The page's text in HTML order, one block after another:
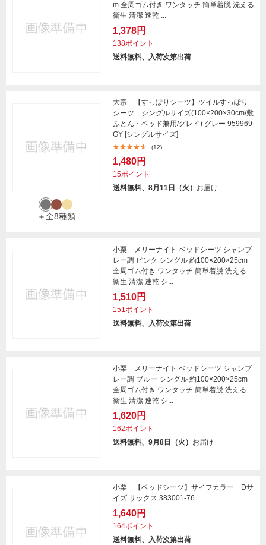
m 全周ゴム付き ワンタッチ 簡単着脱 洗える
衛生 清潔 速乾 ...
1,378円
138ポイント
送料無料、入荷次第出荷
＋全8種類
大宗 【すっぽりシーツ】ツイルすっぽり
シーツ シングルサイズ(100×200×30cm/敷
ふとん・ベッド兼用/グレイ) グレー 959969
GY [シングルサイズ]
(12)
1,480円
15ポイント
送料無料、8月11日（火） お届け
小栗 メリーナイト ベッドシーツ シャンブ
レー調 ピンク シングル 約100×200×25cm
全周ゴム付き ワンタッチ 簡単着脱 洗える
衛生 清潔 速乾 シ...
1,510円
151ポイント
送料無料、入荷次第出荷
小栗 メリーナイト ベッドシーツ シャンブ
レー調 ブルー シングル 約100×200×25cm
全周ゴム付き ワンタッチ 簡単着脱 洗える
衛生 清潔 速乾 シ...
1,620円
162ポイント
送料無料、9月8日（火） お届け
小栗 【ベッドシーツ】サイフカラー Dサ
イズ サックス 383001-76
1,640円
164ポイント
送料無料、入荷次第出荷